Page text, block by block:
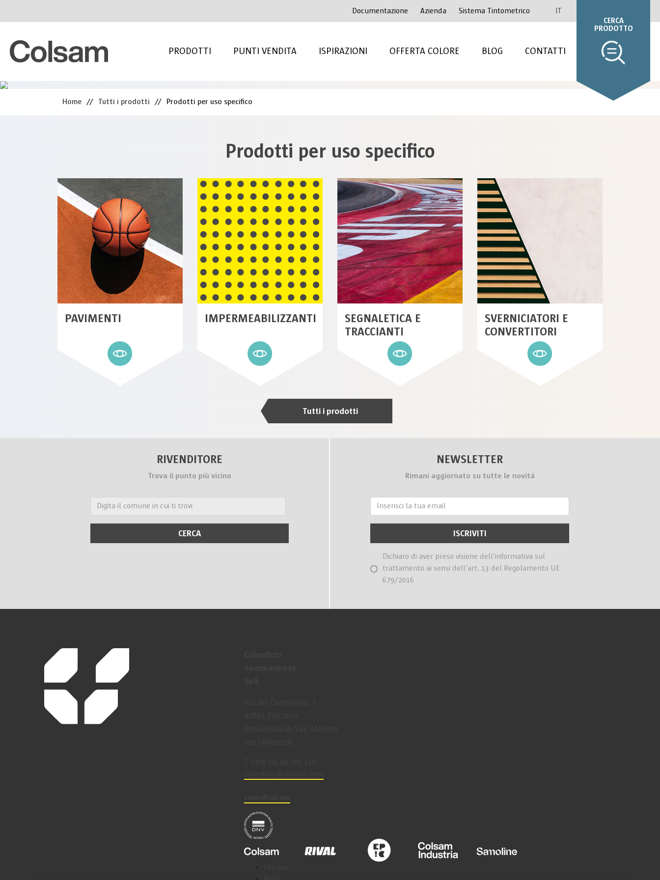
Documentazione Azienda Sistema Tintometrico IT
PRODOTTI PUNTI VENDITA ISPIRAZIONI OFFERTA COLORE BLOG CONTATTI
CERCA
PRODOTTO
Home // Tutti i prodotti // Prodotti per uso specifico
Prodotti per uso specifico
PAVIMENTI IMPERMEABILIZZANTI
SEGNALETICA E
TRACCIANTI
SVERNICIATORI E
CONVERTITORI
Tutti i prodotti
RIVENDITORE
Trova il punto più vicino
NEWSLETTER
Rimani aggiornato su tutte le novitá
Dichiaro di aver preso visione dell’informativa sul
trattamento ai sensi dell’art. 13 del Regolamento UE
679/2016